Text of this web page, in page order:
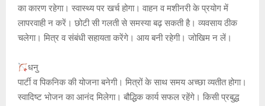
का कारण रहेगा। स्वास्थ्य पर खर्च होगा। वाहन व मशीनरी के प्रयोग में
लापरवाही न करें। छोटी सी गलती से समस्या बढ़ सकती है। व्यवसाय ठीक
चलेगा। मित्र व संबंधी सहायता करेंगे। आय बनी रहेगी। जोखिम न लें।
धनु
पार्टी व पिकनिक की योजना बनेगी। मित्रों के साथ समय अच्‍छा व्यतीत होगा।
स्वादिष्ट भोजन का आनंद मिलेगा। बौद्धिक कार्य सफल रहेंगे। किसी प्रबुद्ध